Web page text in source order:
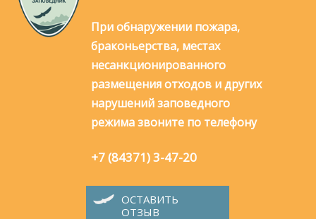
При обнаружении пожара,
браконьерства, местах
несанкционированного
размещения отходов и других
нарушений заповедного
режима звоните по телефону
+7 (84371) 3-47-20
ОСТАВИТЬ
ОТЗЫВ